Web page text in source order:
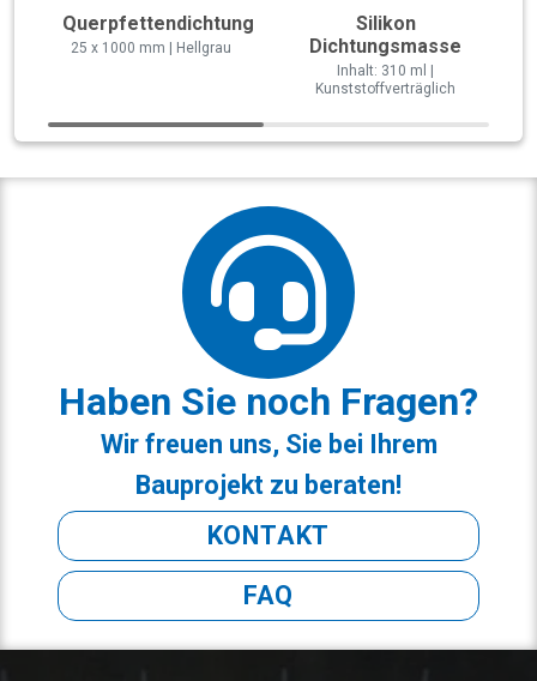
Querpfettendichtung
25 x 1000 mm | Hellgrau
Silikon
Dichtungsmasse
Inhalt: 310 ml |
Kunststoffverträglich
Haben Sie noch Fragen?
Wir freuen uns, Sie bei Ihrem
Bauprojekt zu beraten!
KONTAKT
FAQ